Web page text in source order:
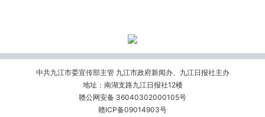
中共九江市委宣传部主管 九江市政府新闻办、九江日报社主办
地址：南湖支路九江日报社12楼
赣公网安备 36040302000105号
赣ICP备09014903号